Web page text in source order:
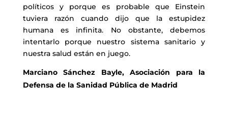
políticos y porque es probable que Einstein
tuviera razón cuando dijo que la estupidez
humana es infinita. No obstante, debemos
intentarlo porque nuestro sistema sanitario y
nuestra salud están en juego.
Marciano Sánchez Bayle, Asociación para la
Defensa de la Sanidad Pública de Madrid